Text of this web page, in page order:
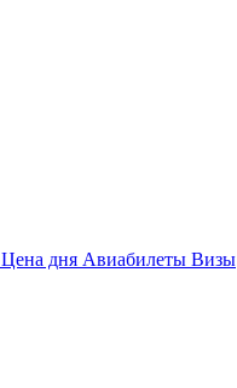
Цена дня Авиабилеты Визы